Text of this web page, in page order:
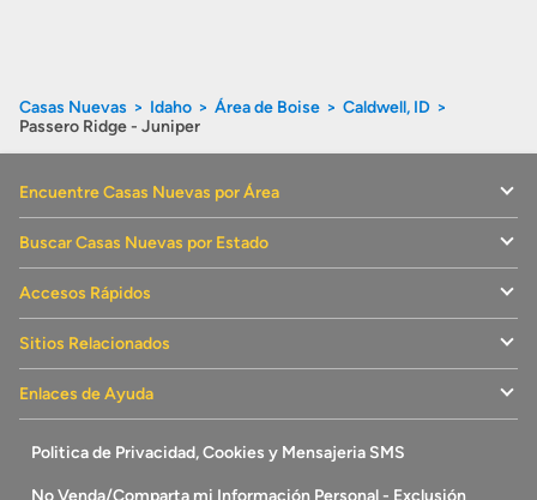
Casas Nuevas Idaho Área de Boise
Caldwell, ID
Passero Ridge - Juniper
Encuentre Casas Nuevas por Área
Buscar Casas Nuevas por Estado
Accesos Rápidos
Sitios Relacionados
Enlaces de Ayuda
Politica de Privacidad, Cookies y Mensajeria SMS